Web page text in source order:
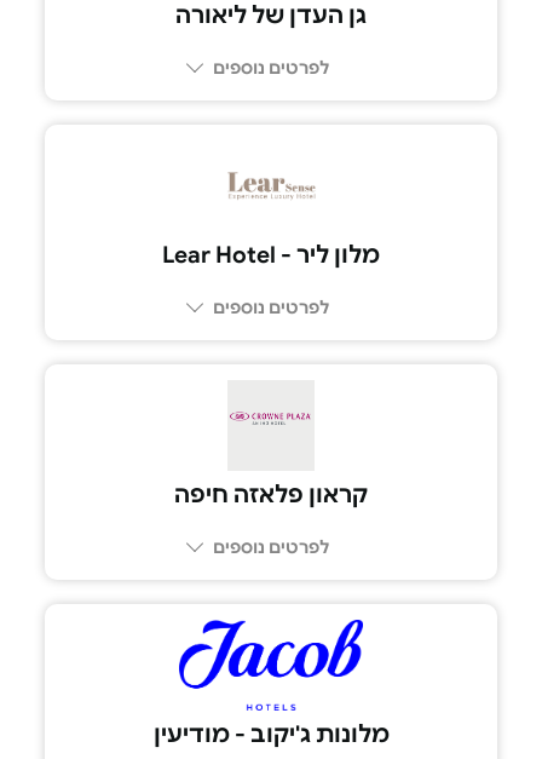
גן העדן של ליאורה
לפרטים נוספים
מלון ליר - Lear Hotel
לפרטים נוספים
קראון פלאזה חיפה
לפרטים נוספים
מלונות ג'יקוב - מודיעין